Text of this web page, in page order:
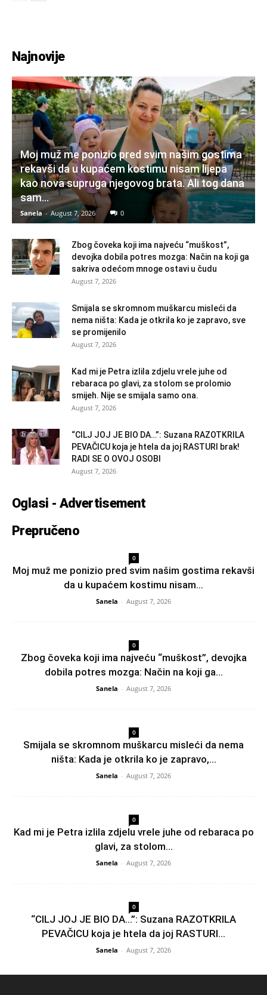
Najnovije
Moj muž me ponizio pred svim našim gostima
rekavši da u kupaćem kostimu nisam lijepa
kao nova supruga njegovog brata. Ali tog dana
sam...
Sanela - August 7, 2026 0
Zbog čoveka koji ima najveću “muškost”,
devojka dobila potres mozga: Način na koji ga
sakriva odećom mnoge ostavi u čudu
August 7, 2026
Smijala se skromnom muškarcu misleći da
nema ništa: Kada je otkrila ko je zapravo, sve
se promijenilo
August 7, 2026
Kad mi je Petra izlila zdjelu vrele juhe od
rebaraca po glavi, za stolom se prolomio
smijeh. Nije se smijala samo ona.
August 7, 2026
“CILJ JOJ JE BIO DA…”: Suzana RAZOTKRILA
PEVAČICU koja je htela da joj RASTURI brak!
RADI SE O OVOJ OSOBI
August 7, 2026
Oglasi - Advertisement
Prepručeno
0
Moj muž me ponizio pred svim našim gostima rekavši
da u kupaćem kostimu nisam...
Sanela - August 7, 2026
0
Zbog čoveka koji ima najveću “muškost”, devojka
dobila potres mozga: Način na koji ga...
Sanela - August 7, 2026
0
Smijala se skromnom muškarcu misleći da nema
ništa: Kada je otkrila ko je zapravo,...
Sanela - August 7, 2026
0
Kad mi je Petra izlila zdjelu vrele juhe od rebaraca po
glavi, za stolom...
Sanela - August 7, 2026
0
“CILJ JOJ JE BIO DA…”: Suzana RAZOTKRILA
PEVAČICU koja je htela da joj RASTURI...
Sanela - August 7, 2026